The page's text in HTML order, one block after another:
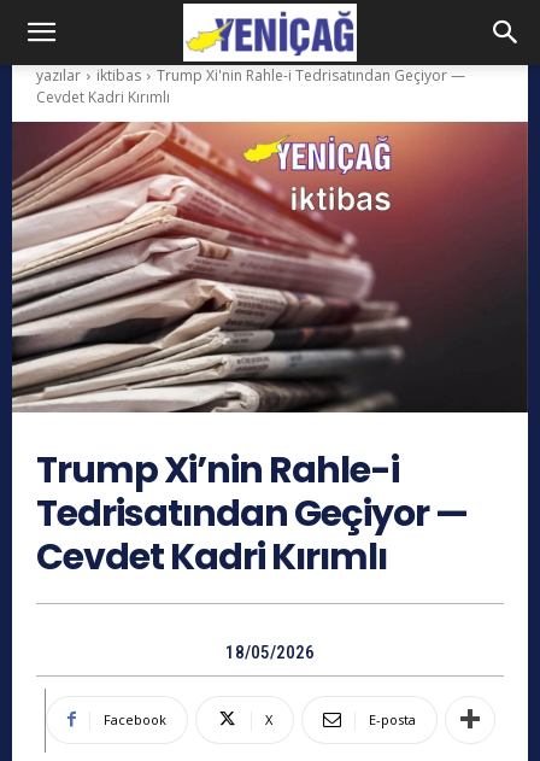
yazılar iktibas
Trump Xi'nin Rahle-i Tedrisatından Geçiyor —
Cevdet Kadri Kırımlı
Trump Xi’nin Rahle-i
Tedrisatından Geçiyor —
Cevdet Kadri Kırımlı
18/05/2026
Facebook X E-posta